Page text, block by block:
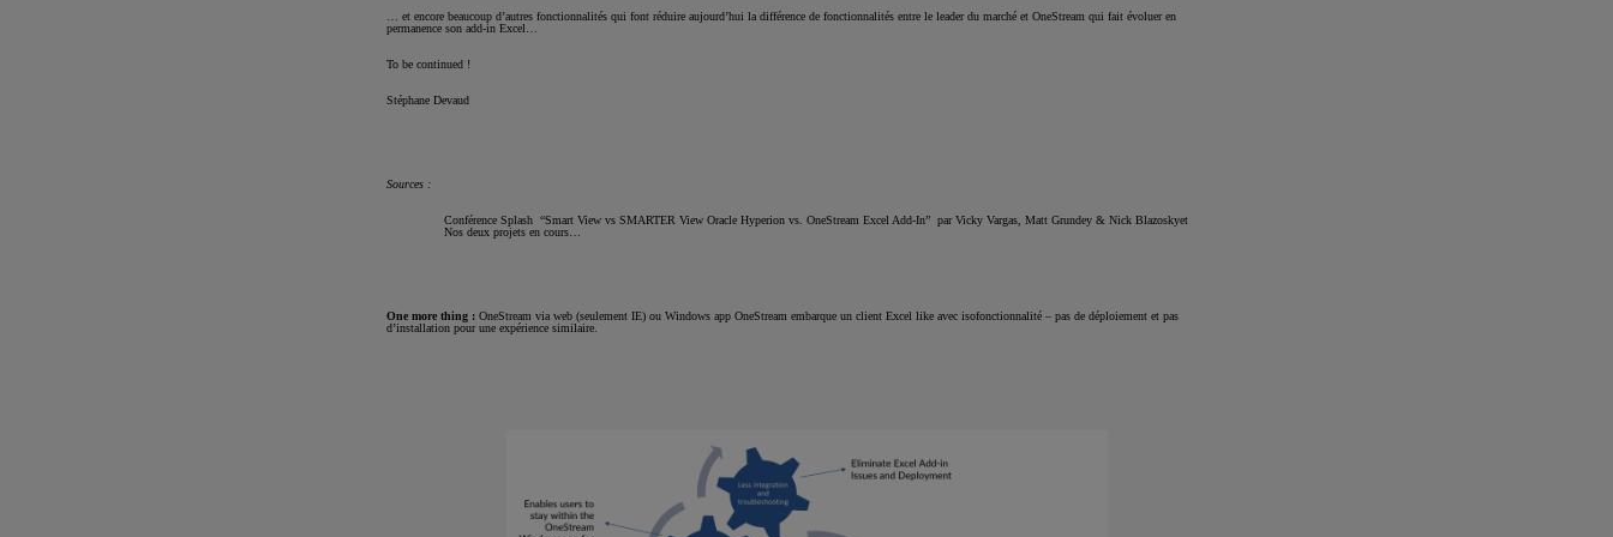
… et encore beaucoup d’autres fonctionnalités qui font réduire aujourd’hui la différence de fonctionnalités entre le leader du marché et OneStream qui fait évoluer en
permanence son add-in Excel…
To be continued !
Stéphane Devaud
Sources :
Conférence Splash “Smart View vs SMARTER View Oracle Hyperion vs. OneStream Excel Add-In” par Vicky Vargas, Matt Grundey & Nick Blazoskyet
Nos deux projets en cours…
One more thing : OneStream via web (seulement IE) ou Windows app OneStream embarque un client Excel like avec isofonctionnalité – pas de déploiement et pas
d’installation pour une expérience similaire.